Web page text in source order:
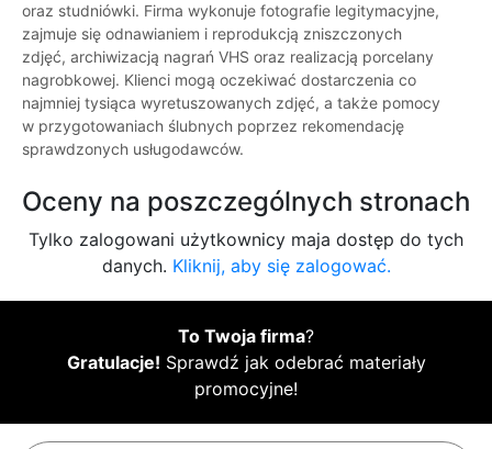
oraz studniówki. Firma wykonuje fotografie legitymacyjne,
zajmuje się odnawianiem i reprodukcją zniszczonych
zdjęć, archiwizacją nagrań VHS oraz realizacją porcelany
nagrobkowej. Klienci mogą oczekiwać dostarczenia co
najmniej tysiąca wyretuszowanych zdjęć, a także pomocy
w przygotowaniach ślubnych poprzez rekomendację
sprawdzonych usługodawców.
Oceny na poszczególnych stronach
Tylko zalogowani użytkownicy maja dostęp do tych
danych. Kliknij, aby się zalogować.
To Twoja firma?
Gratulacje! Sprawdź jak odebrać materiały
promocyjne!